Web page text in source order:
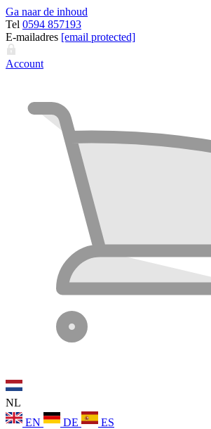
Ga naar de inhoud
Tel 0594 857193
E-mailadres [email protected]
Account
NL
EN
DE ES